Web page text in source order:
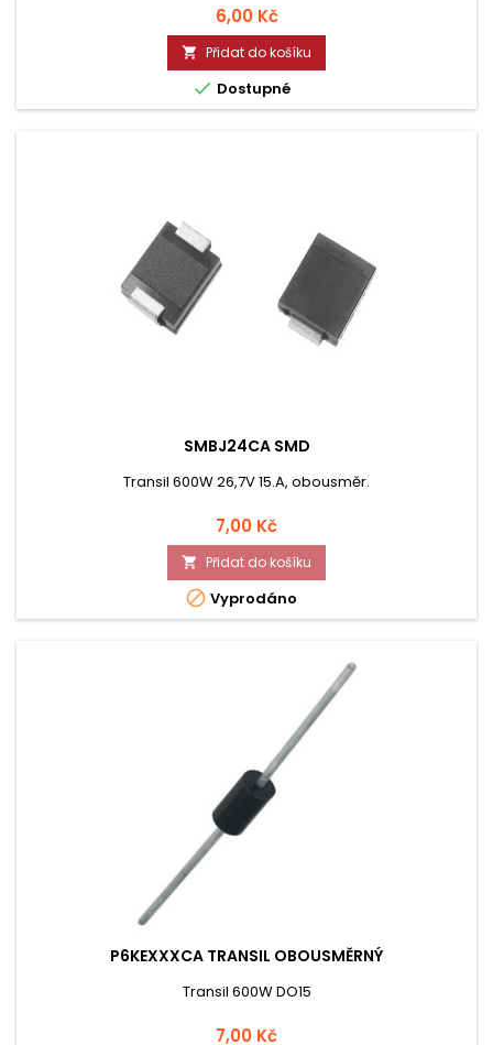
Cena
6,00 Kč
 Přidat do košíku
 Dostupné
SMBJ24CA SMD
Transil 600W 26,7V 15.A, obousměr.
Cena
7,00 Kč
 Přidat do košíku
 Vyprodáno
P6KEXXXCA TRANSIL OBOUSMĚRNÝ
Transil 600W DO15
Cena
7,00 Kč